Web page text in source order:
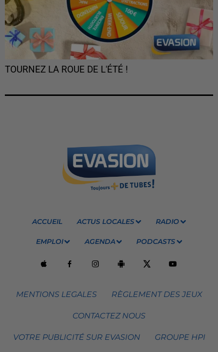
TOURNEZ LA ROUE DE L'ÉTÉ !
ACCUEIL ACTUS LOCALES RADIO
EMPLOI AGENDA PODCASTS
MENTIONS LEGALES RÈGLEMENT DES JEUX
CONTACTEZ NOUS
VOTRE PUBLICITÉ SUR EVASION GROUPE HPI